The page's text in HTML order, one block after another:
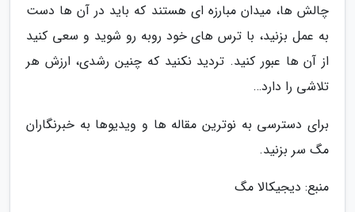
چالش ها، میدان مبارزه ای هستند که باید در آن ها دست
به عمل بزنید، با ترس های خود روبه رو شوید و سعی کنید
از آن ها عبور کنید. تردید نکنید که چنین رشدی، ارزش هر
تلاشی را دارد…
برای دسترسی به نوترین مقاله ها و ویدیوها به خبرنگاران
مگ سر بزنید.
منبع: دیجیکالا مگ